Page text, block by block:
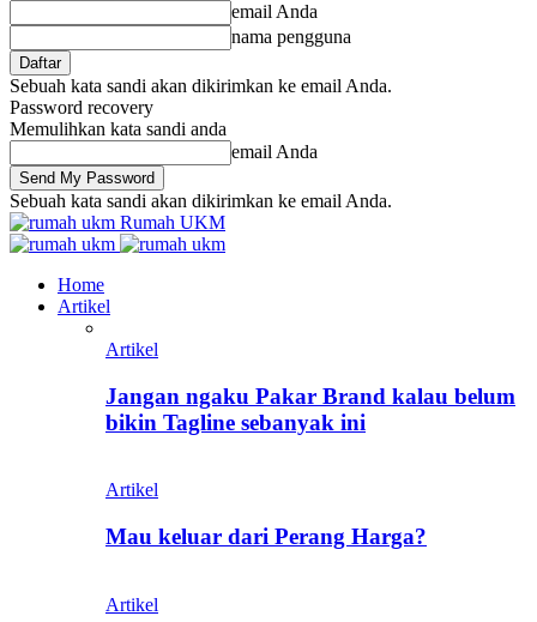
email Anda
nama pengguna
Sebuah kata sandi akan dikirimkan ke email Anda.
Password recovery
Memulihkan kata sandi anda
email Anda
Sebuah kata sandi akan dikirimkan ke email Anda.
Rumah UKM
Home
Artikel
Artikel
Jangan ngaku Pakar Brand kalau belum
bikin Tagline sebanyak ini
Artikel
Mau keluar dari Perang Harga?
Artikel